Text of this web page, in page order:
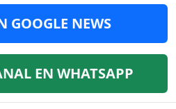
GOOGLE NEWS
EN WHATSAPP